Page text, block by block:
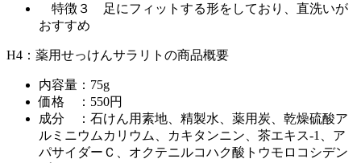
特徴３ 足にフィットする形をしており、直洗いが
おすすめ
H4：薬用せっけんサラリトの商品概要
内容量：75g
価格 ：550円
成分 ：石けん用素地、精製水、薬用炭、乾燥硫酸ア
ルミニウムカリウム、カキタンニン、茶エキス-1、ア
パサイダーＣ、オクテニルコハク酸トウモロコシデン